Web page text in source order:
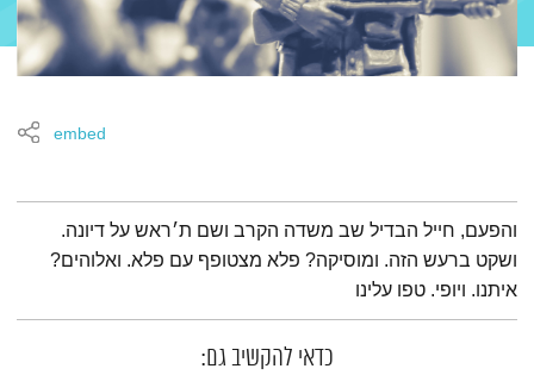
embed
תמצית הפודקאסט
והפעם, חייל הבדיל שב משדה הקרב ושם ת׳ראש על דיונה.
ושקט ברעש הזה. ומוסיקה? פלא מצטופף עם פלא. ואלוהים?
איתנו. ויופי. טפו עלינו
כדאי להקשיב גם: